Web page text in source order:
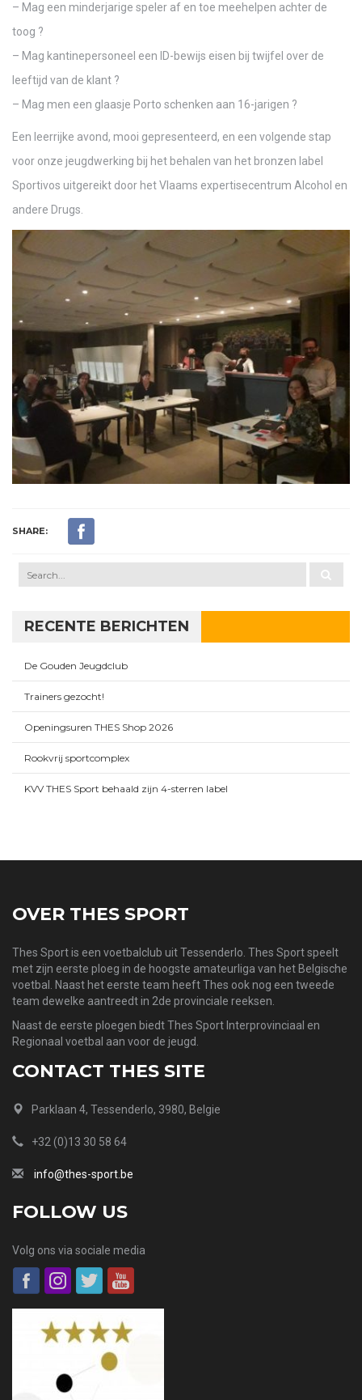
– Mag een minderjarige speler af en toe meehelpen achter de
toog ?
– Mag kantinepersoneel een ID-bewijs eisen bij twijfel over de
leeftijd van de klant ?
– Mag men een glaasje Porto schenken aan 16-jarigen ?
Een leerrijke avond, mooi gepresenteerd, en een volgende stap
voor onze jeugdwerking bij het behalen van het bronzen label
Sportivos uitgereikt door het Vlaams expertisecentrum Alcohol en
andere Drugs.
SHARE:
RECENTE BERICHTEN
De Gouden Jeugdclub
Trainers gezocht!
Openingsuren THES Shop 2026
Rookvrij sportcomplex
KVV THES Sport behaald zijn 4-sterren label
OVER THES SPORT
Thes Sport is een voetbalclub uit Tessenderlo. Thes Sport speelt
met zijn eerste ploeg in de hoogste amateurliga van het Belgische
voetbal. Naast het eerste team heeft Thes ook nog een tweede
team dewelke aantreedt in 2de provinciale reeksen.
Naast de eerste ploegen biedt Thes Sport Interprovinciaal en
Regionaal voetbal aan voor de jeugd.
CONTACT THES SITE
Parklaan 4, Tessenderlo, 3980, Belgie
+32 (0)13 30 58 64
info@thes-sport.be
FOLLOW US
Volg ons via sociale media